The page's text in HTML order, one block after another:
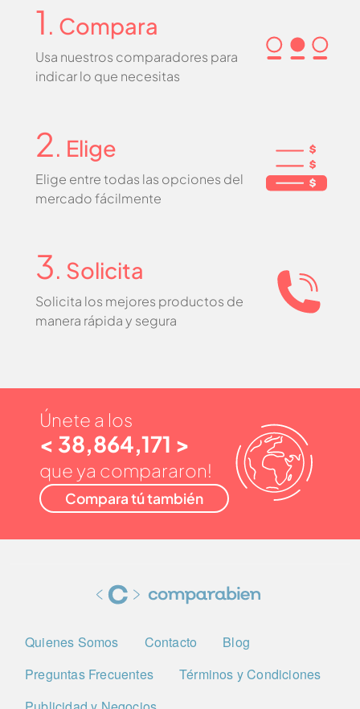
1 . Compara
Usa nuestros comparadores para
indicar lo que necesitas
2. Elige
Elige entre todas las opciones del
mercado fácilmente
3. Solicita
Solicita los mejores productos de
manera rápida y segura
Únete a los
< 38,864,171 >
que ya compararon!
Compara tú también
Quienes Somos Contacto
Blog
Preguntas Frecuentes
Términos y Condiciones